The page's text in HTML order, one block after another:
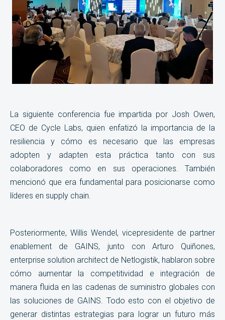
La siguiente conferencia fue impartida por Josh Owen,
CEO de Cycle Labs, quien enfatizó la importancia de la
resiliencia y cómo es necesario que las empresas
adopten y adapten esta práctica tanto con sus
colaboradores como en sus operaciones. También
mencionó que era fundamental para posicionarse como
líderes en supply chain.
Posteriormente, Willis Wendel, vicepresidente de partner
enablement de GAINS, junto con Arturo Quiñones,
enterprise solution architect de Netlogistik, hablaron sobre
cómo aumentar la competitividad e integración de
manera fluida en las cadenas de suministro globales con
las soluciones de GAINS. Todo esto con el objetivo de
generar distintas estrategias para lograr un futuro más